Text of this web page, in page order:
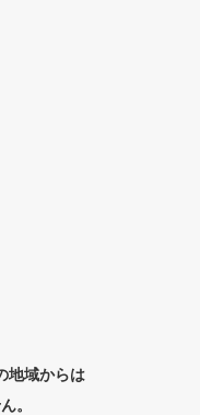
地域からは
。